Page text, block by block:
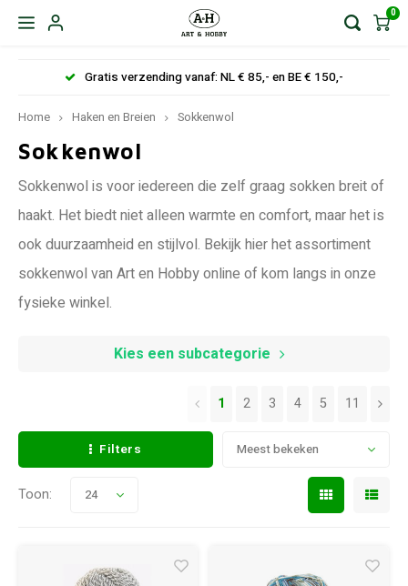
0
Gratis verzending vanaf: NL € 85,- en BE € 150,-
Home Haken en Breien Sokkenwol
Sokkenwol
Sokkenwol is voor iedereen die zelf graag sokken breit of
haakt. Het biedt niet alleen warmte en comfort, maar het is
ook duurzaamheid en stijlvol. Bekijk hier het assortiment
sokkenwol van Art en Hobby online of kom langs in onze
fysieke winkel.
Kies een subcategorie
Filters Meest bekeken
1 2 3 4 5 11
Toon: 24